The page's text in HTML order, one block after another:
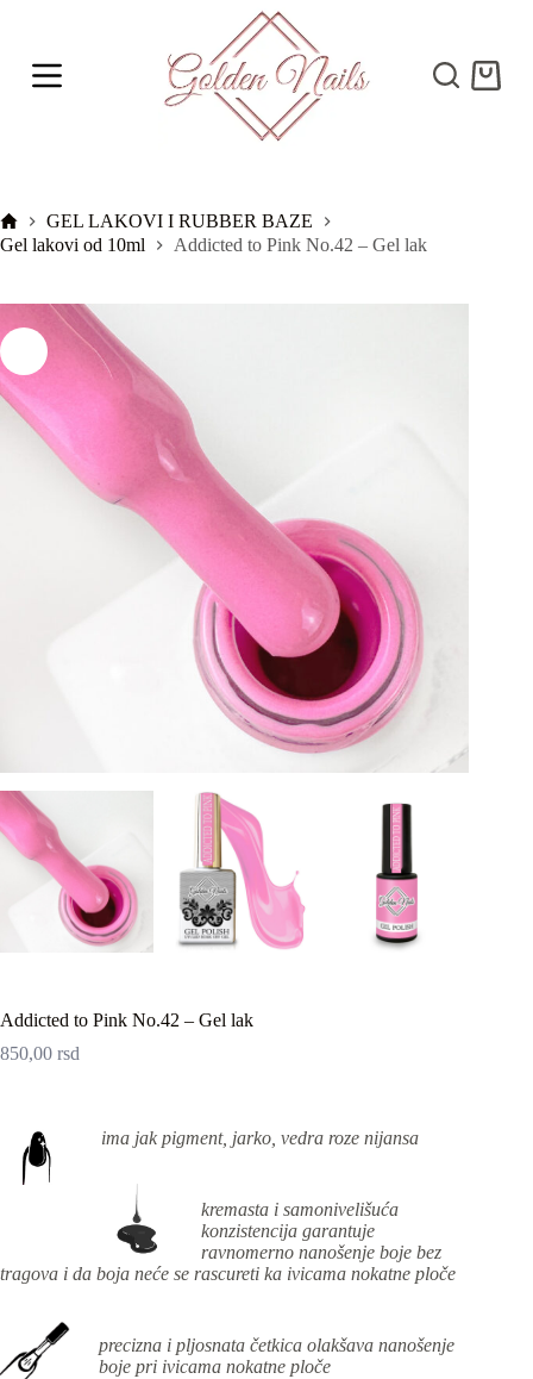
p
e
n
PočetnaGEL LAKOVI I RUBBER BAZE
Gel lakovi od 10ml
Addicted to Pink No.42 – Gel lak
Addicted to Pink No.42 – Gel lak
850,00 rsd
ima jak pigment, jarko, vedra roze nijansa
kremasta i samonivelišuća
konzistencija garantuje
ravnomerno nanošenje boje bez
tragova i da boja neće se rascureti ka ivicama nokatne ploče
precizna i pljosnata četkica olakšava nanošenje
boje pri ivicama nokatne ploče